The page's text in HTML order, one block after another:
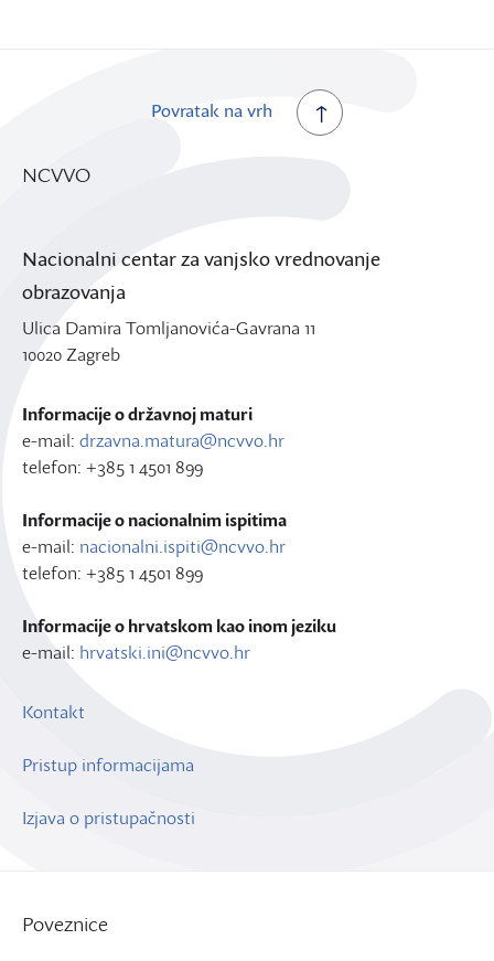
Povratak na vrh
NCVVO
Nacionalni centar za vanjsko vrednovanje
obrazovanja
Ulica Damira Tomljanovića-Gavrana 11
10020 Zagreb
Informacije o državnoj maturi
e-mail: drzavna.matura@ncvvo.hr
telefon: +385 1 4501 899
Informacije o nacionalnim ispitima
e-mail: nacionalni.ispiti@ncvvo.hr
telefon: +385 1 4501 899
Informacije o hrvatskom kao inom jeziku
e-mail: hrvatski.ini@ncvvo.hr
Kontakt
Pristup informacijama
Izjava o pristupačnosti
Poveznice